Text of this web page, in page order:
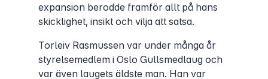
expansion berodde framför allt på hans
skicklighet, insikt och vilja att satsa.
Torleiv Rasmussen var under många år
styrelsemedlem i Oslo Gullsmedlaug och
var även laugets äldste man. Han var